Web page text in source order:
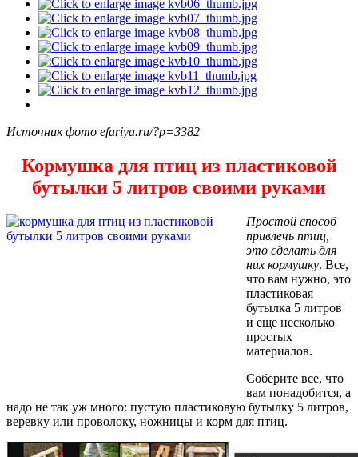
Источник фото efariya.ru/?p=3382
Кормушка для птиц из пластиковой
бутылки 5 литров своими руками
Простой способ
привлечь птиц,
это сделать для
них кормушку. Все,
что вам нужно, это
пластиковая
бутылка 5 литров
и еще несколько
простых
материалов.
Соберите все, что
вам понадобится, а
надо не так уж много: пустую пластиковую бутылку 5 литров,
веревку или проволоку, ножницы и корм для птиц.